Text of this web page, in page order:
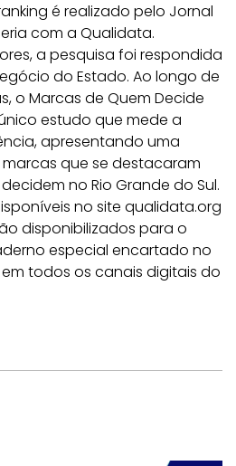
é realizado pelo Jornal
com a Qualidata.
a pesquisa foi respondida
do Estado. Ao longo de
o Marcas de Quem Decide
estudo que mede a
apresentando uma
que se destacaram
no Rio Grande do Sul.
no site qualidata.org
disponibilizados para o
especial encartado no
todos os canais digitais do